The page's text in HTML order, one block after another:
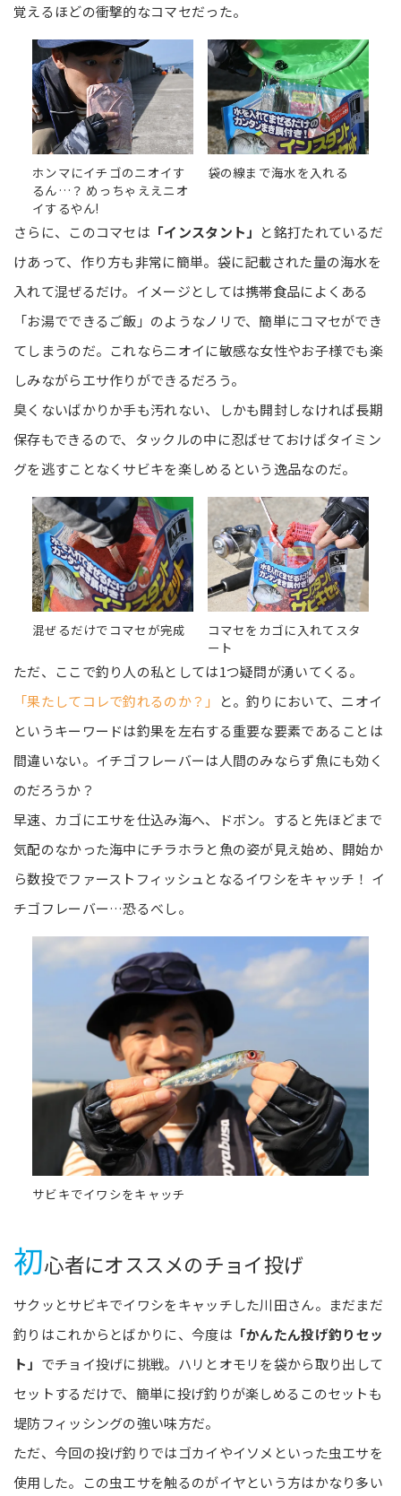
覚えるほどの衝撃的なコマセだった。
ホンマにイチゴのニオイす
るん…？ めっちゃええニオ
イするやん!
袋の線まで海水を入れる
さらに、このコマセは 「インスタント」 と銘打たれているだ
けあって、作り方も非常に簡単。袋に記載された量の海水を
入れて混ぜるだけ。イメージとしては携帯食品によくある
「お湯でできるご飯」のようなノリで、簡単にコマセができ
てしまうのだ。これならニオイに敏感な女性やお子様でも楽
しみながらエサ作りができるだろう。
臭くないばかりか手も汚れない、しかも開封しなければ長期
保存もできるので、タックルの中に忍ばせておけばタイミン
グを逃すことなくサビキを楽しめるという逸品なのだ。
混ぜるだけでコマセが完成
コマセをカゴに入れてスタ
ート
ただ、ここで釣り人の私としては1つ疑問が湧いてくる。
「果たしてコレで釣れるのか？」
と。釣りにおいて、ニオイ
というキーワードは釣果を左右する重要な要素であることは
間違いない。イチゴフレーバーは人間のみならず魚にも効く
のだろうか？
早速、カゴにエサを仕込み海へ、ドボン。すると先ほどまで
気配のなかった海中にチラホラと魚の姿が見え始め、開始か
ら数投でファーストフィッシュとなるイワシをキャッチ！ イ
チゴフレーバー…恐るべし。
サビキでイワシをキャッチ
初心者にオススメのチョイ投げ
サクッとサビキでイワシをキャッチした川田さん。まだまだ
釣りはこれからとばかりに、今度は 「かんたん投げ釣りセッ
ト」 でチョイ投げに挑戦。ハリとオモリを袋から取り出して
セットするだけで、簡単に投げ釣りが楽しめるこのセットも
堤防フィッシングの強い味方だ。
ただ、今回の投げ釣りではゴカイやイソメといった虫エサを
使用した。この虫エサを触るのがイヤという方はかなり多い